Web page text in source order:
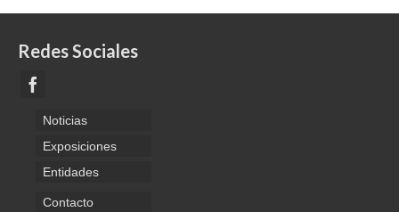
Redes Sociales
Noticias
Exposiciones
Entidades
Contacto